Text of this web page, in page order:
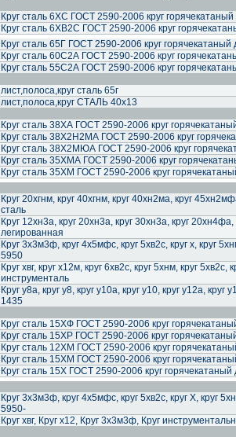
Круг сталь 6ХС ГОСТ 2590-2006 круг
Круг сталь 6ХВ2С ГОСТ 2590-2006 круг
Круг сталь 65Г ГОСТ 2590-2006 круг
Круг сталь 60С2А ГОСТ 2590-2006 круг
Круг сталь 55С2А ГОСТ 2590-2006 круг
лист,полоса,круг сталь 65г
лист,полоса,круг СТАЛЬ 40х13
Круг сталь 38ХА ГОСТ 2590-2006 круг
Круг сталь 38Х2Н2МА ГОСТ 2590-2006 круг
Круг сталь 38Х2МЮА ГОСТ 2590-2006 круг
Круг сталь 35ХМА ГОСТ 2590-2006 круг
Круг сталь 35ХМ ГОСТ 2590-2006 круг
Круг 20хгнм, круг 40хгнм, круг 40хн2ма, круг
сталь
Круг 12хн3а, круг 20хн3а, круг 30хн3а, круг 20хн4фа,
легированная
Круг 3х3м3ф, круг 4х5мфс, круг 5хв2с, круг х, круг
5950
Круг хвг, круг х12м, круг 6хв2с, круг 5хнм, круг
инструменталь
Круг у8а, круг у8, круг у10а, круг у10, круг у12а,
1435
Круг сталь 15ХФ ГОСТ 2590-2006 круг
Круг сталь 15ХР ГОСТ 2590-2006 круг
Круг сталь 12ХМ ГОСТ 2590-2006 круг
Круг сталь 15ХМ ГОСТ 2590-2006 круг
Круг сталь 15Х ГОСТ 2590-2006 круг
Круг 3х3м3ф, круг 4х5мфс, круг 5хв2с, круг Х, круг
5950-
Круг хвг, Круг х12, Круг 3х3м3ф, Круг